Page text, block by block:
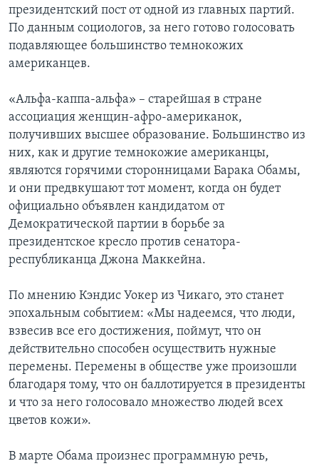
СОЦИАЛЬНЫЕ СЕТИ
Языки
президентский пост от одной из главных партий.
По данным социологов, за него готово голосовать
подавляющее большинство темнокожих
американцев.
«Альфа-каппа-альфа» – старейшая в стране
ассоциация женщин-афро-американок,
получивших высшее образование. Большинство из
них, как и другие темнокожие американцы,
являются горячими сторонницами Барака Обамы,
и они предвкушают тот момент, когда он будет
официально объявлен кандидатом от
Демократической партии в борьбе за
президентское кресло против сенатора-
республиканца Джона Маккейна.
По мнению Кэндис Уокер из Чикаго, это станет
эпохальным событием: «Мы надеемся, что люди,
взвесив все его достижения, поймут, что он
действительно способен осуществить нужные
перемены. Перемены в обществе уже произошли
благодаря тому, что он баллотируется в президенты
и что за него голосовало множество людей всех
цветов кожи».
В марте Обама произнес программную речь,